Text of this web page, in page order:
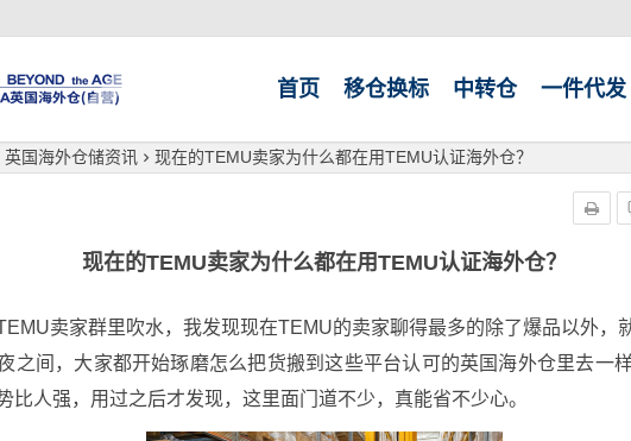
首页 移仓换标 中转仓 一件代发
英国海外仓储资讯 现在的TEMU卖家为什么都在用TEMU认证海外仓？
现在的TEMU卖家为什么都在用TEMU认证海外仓？
卖家群里吹水，我发现现在TEMU的卖家聊得最多的除了爆品以外，
之间，大家都开始琢磨怎么把货搬到这些平台认可的英国海外仓里去一
比人强，用过之后才发现，这里面门道不少，真能省不少心。